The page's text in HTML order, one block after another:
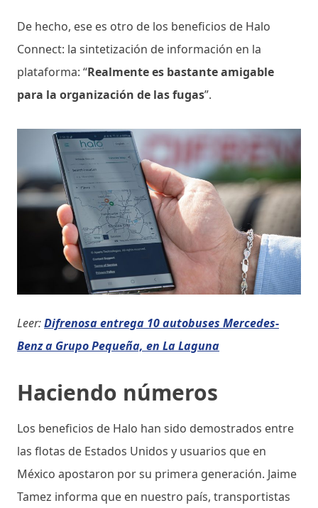
De hecho, ese es otro de los beneficios de Halo
Connect: la sintetización de información en la
plataforma: “Realmente es bastante amigable
para la organización de las fugas”.
Leer:Difrenosa entrega 10 autobuses Mercedes-
Benz a Grupo Pequeña, en La Laguna
Haciendo números
Los beneficios de Halo han sido demostrados entre
las flotas de Estados Unidos y usuarios que en
México apostaron por su primera generación. Jaime
Tamez informa que en nuestro país, transportistas